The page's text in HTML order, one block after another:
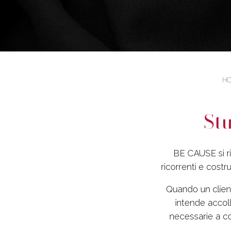
BE CAUSE si
ricorrenti e
Quando un
intende
necessarie a